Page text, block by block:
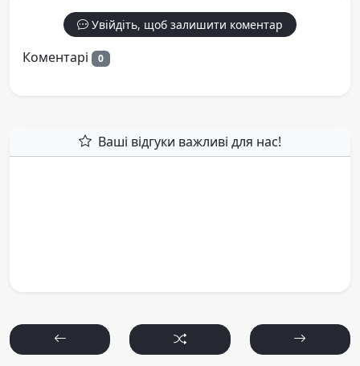
Увійдіть, щоб залишити коментар
Коментарі 0
Ваші відгуки важливі для нас!